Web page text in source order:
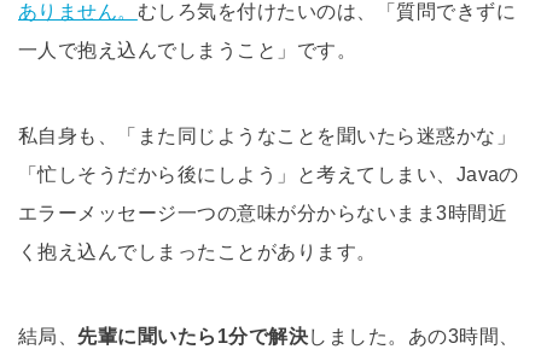
ありません。 むしろ気を付けたいのは、「質問できずに
一人で抱え込んでしまうこと」です。
私自身も、「また同じようなことを聞いたら迷惑かな」
「忙しそうだから後にしよう」と考えてしまい、Javaの
エラーメッセージ一つの意味が分からないまま3時間近
く抱え込んでしまったことがあります。
結局、 先輩に聞いたら1分で解決しました。あの3時間、